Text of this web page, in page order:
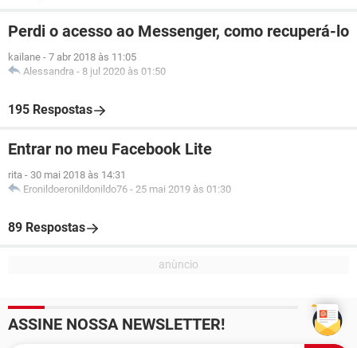
Perdi o acesso ao Messenger, como recuperá-lo
kailane - 7 abr 2018 às 11:05
Alessandra - 8 jul 2020 às 01:50
195 Respostas
Entrar no meu Facebook Lite
rita - 30 mai 2018 às 14:31
Eronildoeronildonildo76 - 25 mai 2019 às 01:30
89 Respostas
ASSINE NOSSA NEWSLETTER!